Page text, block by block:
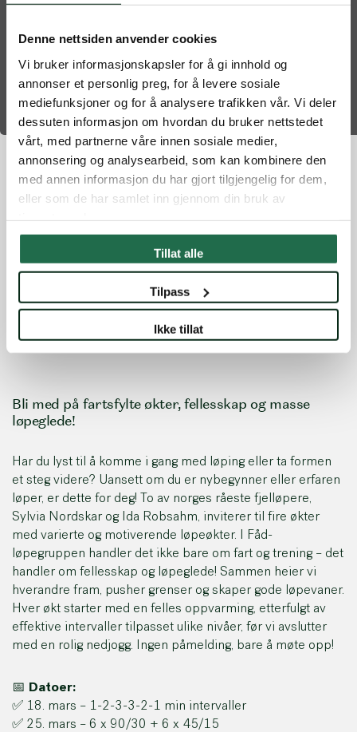
Denne nettsiden anvender cookies
Vi bruker informasjonskapsler for å gi innhold og
annonser et personlig preg, for å levere sosiale
mediefunksjoner og for å analysere trafikken vår. Vi deler
dessuten informasjon om hvordan du bruker nettstedet
vårt, med partnerne våre innen sosiale medier,
annonsering og analysearbeid, som kan kombinere den
med annen informasjon du har gjort tilgjengelig for dem,
eller som de har samlet inn gjennom din bruk av
Tillat alle
Tilpass
Ikke tillat
Fåd-løpegruppe er
tilbake🔥
Lyst til å starte med løping eller ta formen videre? Bli
med i Fåd-løpegruppe – alle er velkomne uansett
ferdighetsnivå!
Bli med på fartsfylte økter, fellesskap og masse
løpeglede!
Har du lyst til å komme i gang med løping eller ta formen
et steg videre? Uansett om du er nybegynner eller erfaren
løper, er dette for deg! To av norges råeste fjelløpere,
Sylvia Nordskar og Ida Robsahm, inviterer til fire økter
med varierte og motiverende løpeøkter. I Fåd-
løpegruppen handler det ikke bare om fart og trening – det
handler om fellesskap og løpeglede! Sammen heier vi
hverandre fram, pusher grenser og skaper gode løpevaner.
Hver økt starter med en felles oppvarming, etterfulgt av
effektive intervaller tilpasset ulike nivåer, før vi avslutter
med en rolig nedjogg. Ingen påmelding, bare å møte opp!
📅 Datoer:
✅ 18. mars – 1-2-3-3-2-1 min intervaller
✅ 25. mars – 6 x 90/30 + 6 x 45/15